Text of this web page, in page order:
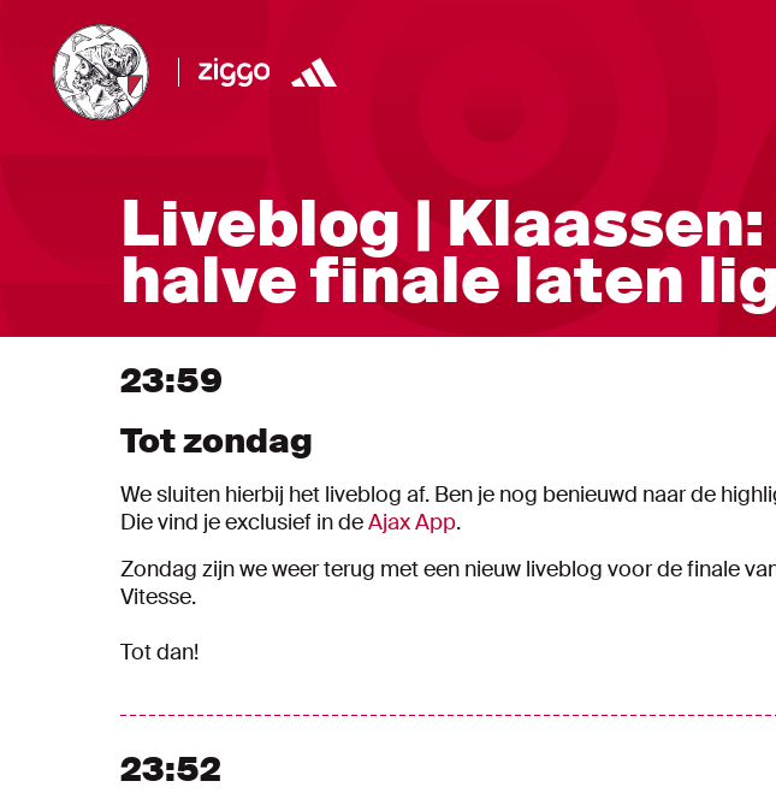
Liveblog | Klaassen:
halve finale laten
Nieuwe berichten tonen
Liveblog
23:59
Tot zondag
We sluiten hierbij het liveblog af. Ben je nog benieuwd naar de
Die vind je exclusief in deAjax App.
Zondag zijn we weer terug met een nieuw liveblog voor de finale
Vitesse.
Tot dan!
23:52